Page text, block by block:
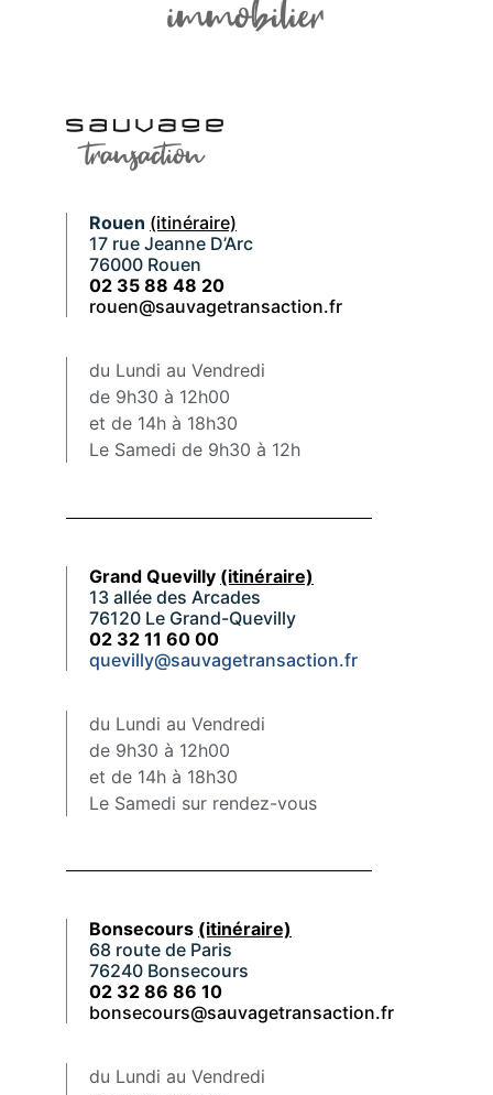
Rouen (itinéraire)
17 rue Jeanne D’Arc
76000 Rouen
02 35 88 48 20
rouen@sauvagetransaction.fr
du Lundi au Vendredi
de 9h30 à 12h00
et de 14h à 18h30
Le Samedi de 9h30 à 12h
Grand Quevilly (itinéraire)
13 allée des Arcades
76120 Le Grand-Quevilly
02 32 11 60 00
quevilly@sauvagetransaction.fr
du Lundi au Vendredi
de 9h30 à 12h00
et de 14h à 18h30
Le Samedi sur rendez-vous
Bonsecours (itinéraire)
68 route de Paris
76240 Bonsecours
02 32 86 86 10
bonsecours@sauvagetransaction.fr
du Lundi au Vendredi